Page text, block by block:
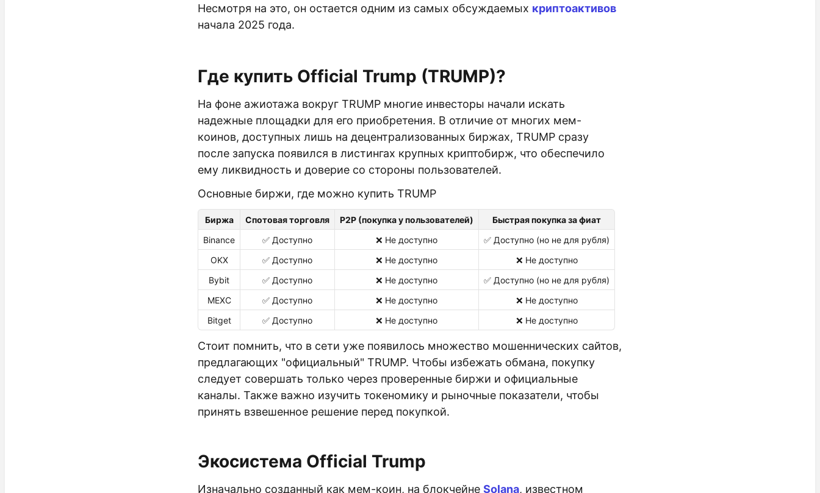
Несмотря на это, он остается одним из самых обсуждаемых криптоактивов
начала 2025 года.
Где купить Official Trump (TRUMP)?
На фоне ажиотажа вокруг TRUMP многие инвесторы начали искать
надежные площадки для его приобретения. В отличие от многих мем-
коинов, доступных лишь на децентрализованных биржах, TRUMP сразу
после запуска появился в листингах крупных криптобирж, что обеспечило
ему ликвидность и доверие со стороны пользователей.
Основные биржи, где можно купить TRUMP
Биржа Спотовая торговля P2P (покупка у пользователей)
Быстрая покупка за фиат
Binance
✅ Доступно ❌ Не доступно
✅ Доступно (но не для рубля)
OKX
✅ Доступно ❌ Не доступно
❌ Не доступно
Bybit
✅ Доступно ❌ Не доступно
✅ Доступно (но не для рубля)
MEXC
✅ Доступно ❌ Не доступно
❌ Не доступно
Bitget
✅ Доступно ❌ Не доступно ❌ Не доступно
Стоит помнить, что в сети уже появилось множество мошеннических сайтов,
предлагающих "официальный" TRUMP. Чтобы избежать обмана, покупку
следует совершать только через проверенные биржи и официальные
каналы. Также важно изучить токеномику и рыночные показатели, чтобы
принять взвешенное решение перед покупкой.
Экосистема Official Trump
Изначально созданный как мем-коин, на блокчейне Solana, известном